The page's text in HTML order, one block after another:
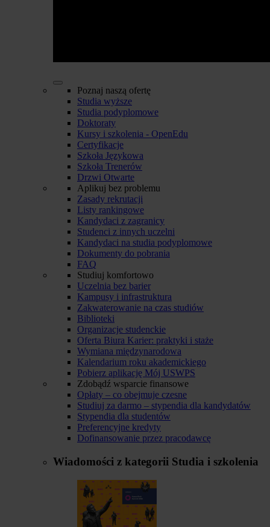
Poznaj naszą ofertę
Studia wyższe
Studia podyplomowe
Doktoraty
Kursy i szkolenia - OpenEdu
Certyfikacje
Szkoła Językowa
Szkoła Trenerów
Drzwi Otwarte
Aplikuj bez problemu
Zasady rekrutacji
Listy rankingowe
Kandydaci z zagranicy
Studenci z innych uczelni
Kandydaci na studia podyplomowe
Dokumenty do pobrania
FAQ
Studiuj komfortowo
Uczelnia bez barier
Kampusy i infrastruktura
Zakwaterowanie na czas studiów
Biblioteki
Organizacje studenckie
Oferta Biura Karier: praktyki i staże
Wymiana międzynarodowa
Kalendarium roku akademickiego
Pobierz aplikację Mój USWPS
Zdobądź wsparcie finansowe
Opłaty – co obejmuje czesne
Studiuj za darmo – stypendia dla kandydatów
Stypendia dla studentów
Preferencyjne kredyty
Dofinansowanie przez pracodawcę
Wiadomości z kategorii Studia i szkolenia